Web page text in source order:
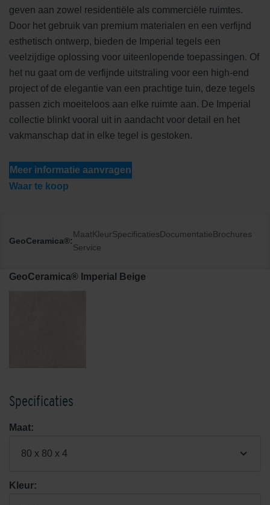
geven aan zowel residentiële als commerciële ruimtes.
Door het gebruik van premium materialen en een verfijnd
esthetisch ontwerp, bieden de Imperial tegels een
veelzijdige oplossing voor uiteenlopende toepassingen. Of
het nu gaat om de verfijnde uitstraling voor een high-end
project of de elegantie van een prachtige tuin, deze tegels
passen zich moeiteloos aan elke ruimte aan. De Imperial
collectie blinkt vooral uit in aandacht voor detail en het
vakmanschap dat in elke tegel is gestoken.
Meer informatie aanvragen
Waar te koop
GeoCeramica®:
MaatKleurSpecificatiesDocumentatieBrochures
Service
GeoCeramica® Imperial Beige
Specificaties
Maat:
80 x 80 x 4
Kleur: